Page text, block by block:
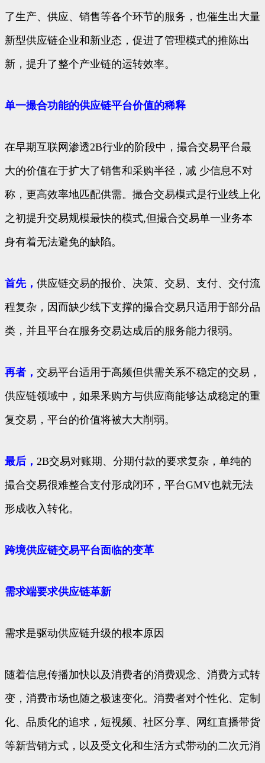
了生产、供应、销售等各个环节的服务，也催生出大量
新型供应链企业和新业态，促进了管理模式的推陈出
新，提升了整个产业链的运转效率。
单一撮合功能的供应链平台价值的稀释
在早期互联网渗透2B行业的阶段中，撮合交易平台最
大的价值在于扩大了销售和采购半径，减 少信息不对
称，更高效率地匹配供需。撮合交易模式是行业线上化
之初提升交易规模最快的模式,但撮合交易单一业务本
身有着无法避免的缺陷。
首先， 供应链交易的报价、决策、交易、支付、交付流
程复杂，因而缺少线下支撑的撮合交易只适用于部分品
类，并且平台在服务交易达成后的服务能力很弱。
再者， 交易平台适用于高频但供需关系不稳定的交易，
供应链领域中，如果釆购方与供应商能够达成稳定的重
复交易，平台的价值将被大大削弱。
最后， 2B交易对账期、分期付款的要求复杂，单纯的
撮合交易很难整合支付形成闭环，平台GMV也就无法
形成收入转化。
跨境供应链交易平台面临的变革
需求端要求供应链革新
需求是驱动供应链升级的根本原因
随着信息传播加快以及消费者的消费观念、消费方式转
变，消费市场也随之极速变化。消费者对个性化、定制
化、品质化的追求，短视频、社区分享、网红直播带货
等新营销方式，以及受文化和生活方式带动的二次元消